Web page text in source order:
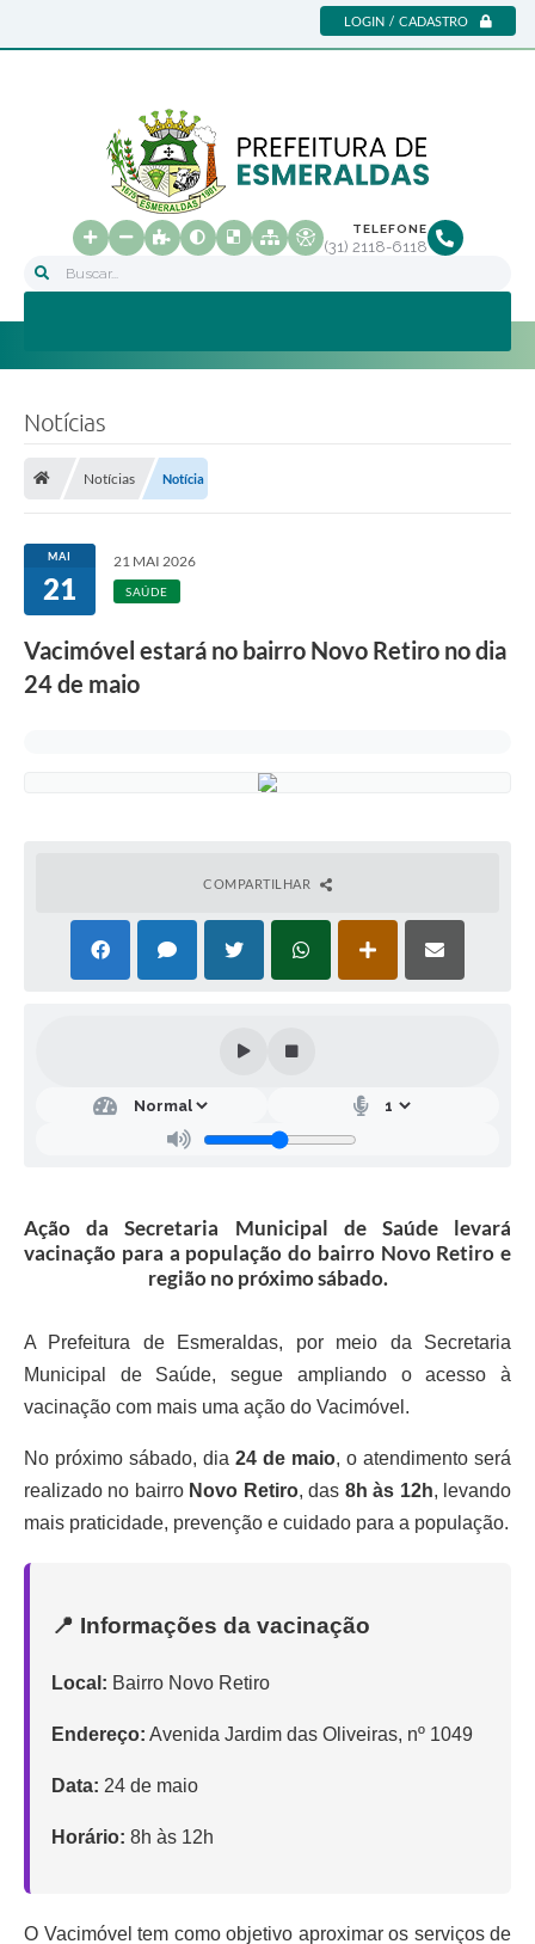
LOGIN / CADASTRO
Buscar...
TELEFONE
(31) 2118-6118
Notícias
Notícias Notícia
MAI
21
21 MAI 2026
SAÚDE
Vacimóvel estará no bairro Novo Retiro no dia
24 de maio
COMPARTILHAR
Ação da Secretaria Municipal de Saúde levará
vacinação para a população do bairro Novo Retiro e
região no próximo sábado.
A Prefeitura de Esmeraldas, por meio da Secretaria
Municipal de Saúde, segue ampliando o acesso à
vacinação com mais uma ação do Vacimóvel.
No próximo sábado, dia 24 de maio, o atendimento será
realizado no bairro Novo Retiro, das 8h às 12h, levando
mais praticidade, prevenção e cuidado para a população.
📍 Informações da vacinação
Local: Bairro Novo Retiro
Endereço: Avenida Jardim das Oliveiras, nº 1049
Data: 24 de maio
Horário: 8h às 12h
O Vacimóvel tem como objetivo aproximar os serviços de